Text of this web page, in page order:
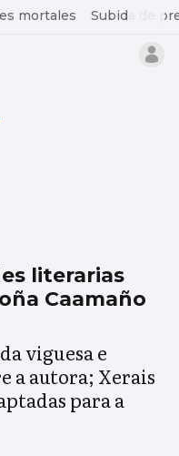
mortales Subida de
literarias
Caamaño
viguesa e
a autora; Xerais
para a